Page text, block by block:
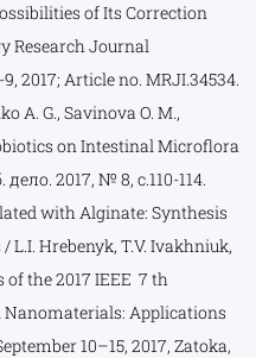
of Its Correction
Research Journal
2017; Article no. MRJI.34534.
A. G., Savinova O. M.,
on Intestinal Microflora
2017, № 8, c.110-114.
with Alginate: Synthesis
Hrebenyk, T.V. Ivakhniuk,
of the 2017 IEEE 7 th
Applications
10–15, 2017, Zatoka,